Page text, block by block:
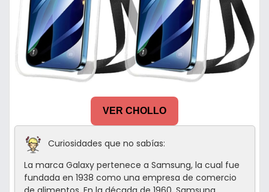
VER CHOLLO
Curiosidades que no sabías:
La marca Galaxy pertenece a Samsung, la cual fue
fundada en 1938 como una empresa de comercio